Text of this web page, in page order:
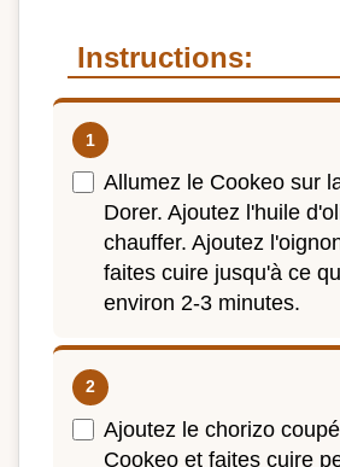
Instructions:
Allumez le Cookeo sur
Dorer. Ajoutez l'huile
chauffer. Ajoutez
faites cuire jusqu'à ce
environ 2-3 minutes.
Ajoutez le chorizo
Cookeo et faites cuire